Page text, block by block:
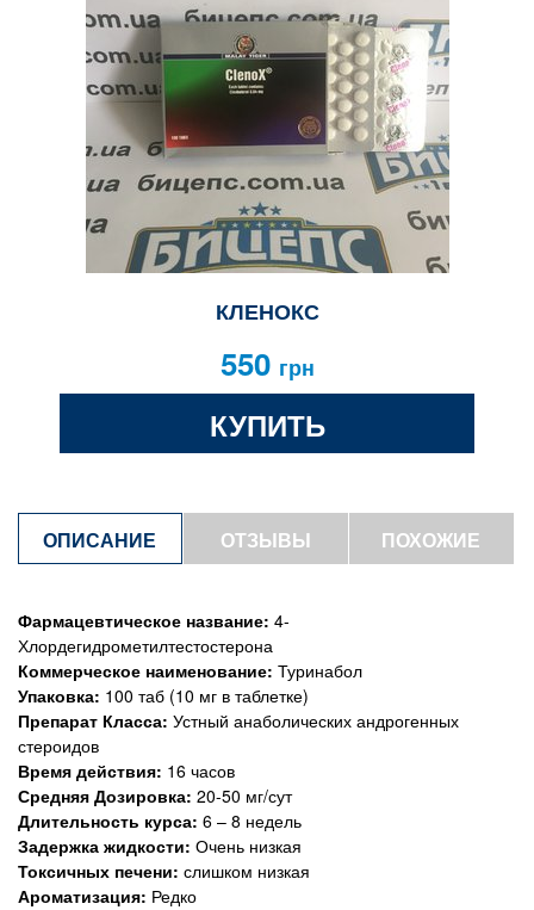
КЛЕНОКС
550 грн
КУПИТЬ
ОПИСАНИЕ ОТЗЫВЫ
ПОХОЖИЕ
Фармацевтическое название: 4-
Хлордегидрометилтестостерона
Коммерческое наименование: Туринабол
Упаковка: 100 таб (10 мг в таблетке)
Препарат Класса: Устный анаболических андрогенных
стероидов
Время действия: 16 часов
Средняя Дозировка: 20-50 мг/сут
Длительность курса: 6 – 8 недель
Задержка жидкости: Очень низкая
Токсичных печени: слишком низкая
Ароматизация: Редко